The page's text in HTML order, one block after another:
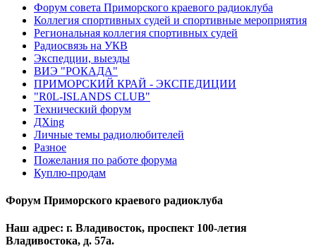
Форум совета Приморского краевого радиоклуба
Коллегия спортивных судей и спортивные мероприятия
Региональная коллегия спортивных судей
Радиосвязь на УКВ
Экспедции, выезды
ВИЭ "РОКАДА"
ПРИМОРСКИЙ КРАЙ - ЭКСПЕДИЦИИ
"R0L-ISLANDS CLUB"
Технический форум
ДХing
Личные темы радиолюбителей
Разное
Пожелания по работе форума
Куплю-продам
Форум Приморского краевого радиоклуба
Наш адрес: г. Владивосток, проспект 100-летия
Владивостока, д. 57а.